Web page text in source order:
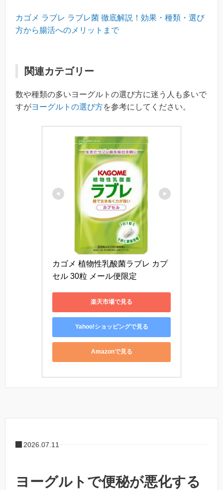
カゴメ ラブレ ラブレ菌 徹底解説！効果・種類・選び
方から腸活へのメリットまで
関連カテゴリー
数や種類の多いヨーグルトの選び方に迷う人も多いで
すがヨーグルトの選び方を参考にしてください。
カゴメ 植物性乳酸菌ラブレ カプ
セル 30粒 メール便限定
楽天市場で見る
Yahoo!ショッピングで見る
Amazonで見る
2026.07.11
ヨーグルトで便秘が悪化する